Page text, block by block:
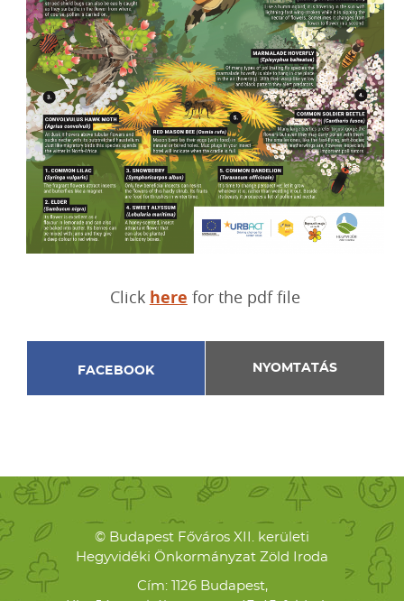
Click here for the pdf file
FACEBOOK NYOMTATÁS
© Budapest Főváros XII. kerületi
Hegyvidéki Önkormányzat Zöld Iroda
Cím: 1126 Budapest,